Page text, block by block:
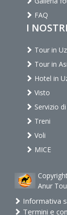
FAQ
I
Tour in
Tour in
Hotel in
Visto
Servizio
Treni
Voli
MICE
Anur
Informativa
Termini e